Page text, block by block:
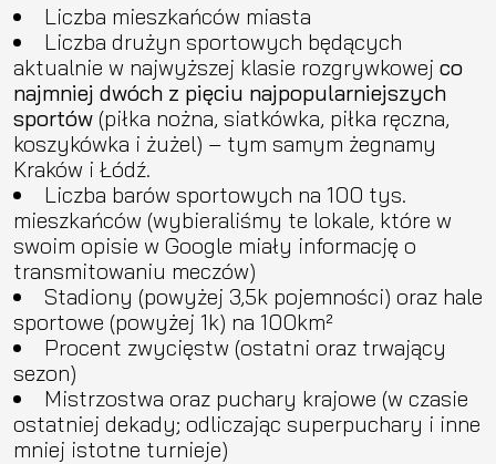
Liczba mieszkańców miasta
Liczba drużyn sportowych będących
aktualnie w najwyższej klasie rozgrywkowej co
najmniej dwóch z pięciu najpopularniejszych
sportów (piłka nożna, siatkówka, piłka ręczna,
koszykówka i żużel) – tym samym żegnamy
Kraków i Łódź.
Liczba barów sportowych na 100 tys.
mieszkańców (wybieraliśmy te lokale, które w
swoim opisie w Google miały informację o
transmitowaniu meczów)
Stadiony (powyżej 3,5k pojemności) oraz hale
sportowe (powyżej 1k) na 100km²
Procent zwycięstw (ostatni oraz trwający
sezon)
Mistrzostwa oraz puchary krajowe (w czasie
ostatniej dekady; odliczając superpuchary i inne
mniej istotne turnieje)